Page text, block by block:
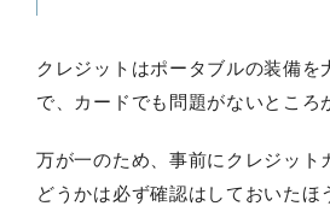
クレジットはポータブルの装備を
で、カードでも問題がないところ
万が一のため、事前にクレジット
どうかは必ず確認はしておいたほ